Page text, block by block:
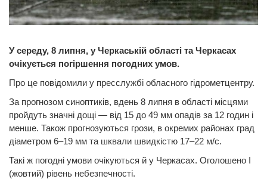
У середу, 8 липня, у Черкаській області та Черкасах
очікується погіршення погодних умов.
Про це повідомили у пресслужбі обласного гідрометцентру.
За прогнозом синоптиків, вдень 8 липня в області місцями
пройдуть значні дощі — від 15 до 49 мм опадів за 12 годин і
менше. Також прогнозуються грози, в окремих районах град
діаметром 6–19 мм та шквали швидкістю 17–22 м/с.
Такі ж погодні умови очікуються й у Черкасах. Оголошено І
(жовтий) рівень небезпечності.